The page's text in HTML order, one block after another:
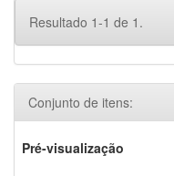
Resultado 1-1 de 1.
Conjunto de itens:
Pré-visualização